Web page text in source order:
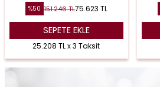
%50 151.246TL75.623 TL
SEPETE EKLE
25.208 TL x 3 Taksit